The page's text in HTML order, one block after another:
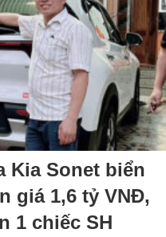
Kia Sonet biển
giá 1,6 tỷ VNĐ,
1 chiếc SH